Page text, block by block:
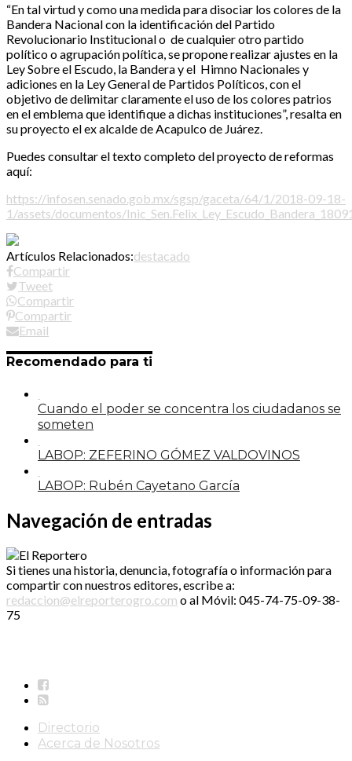
“En tal virtud y como una medida para disociar los colores de la
Bandera Nacional con la identificación del Partido
Revolucionario Institucional o de cualquier otro partido
político o agrupación política, se propone realizar ajustes en la
Ley Sobre el Escudo, la Bandera y el Himno Nacionales y
adiciones en la Ley General de Partidos Políticos, con el
objetivo de delimitar claramente el uso de los colores patrios
en el emblema que identifique a dichas instituciones”, resalta en
su proyecto el ex alcalde de Acapulco de Juárez.
Puedes consultar el texto completo del proyecto de reformas
aquí:
https://infosen.senado.gob.mx/sgsp/gaceta/64/1/2018-09-18-
1/assets/documentos/
Artículos Relacionados:destacado
Compartir
Tweet
Compartir
Compartir
Email
Recomendado para ti
Cuando el poder se concentra los ciudadanos se
someten
LABOP: ZEFERINO GÓMEZ VALDOVINOS
LABOP: Rubén Cayetano García
Navegación de entradas
Si tienes una historia, denuncia, fotografía o información para
compartir con nuestros editores, escribe a:
redaccion@elreporterogro.com o al Móvil: 045-74-75-09-38-
75
Directorio
Acerca de Nosotros